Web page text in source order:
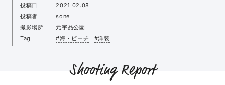
投稿日
2021.02.08
投稿者
sone
撮影場所
元宇品公園
Tag
#海・ビーチ #洋装
Shooting Report